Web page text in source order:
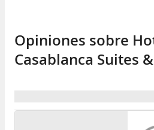
Opiniones sobre
Casablanca Suites